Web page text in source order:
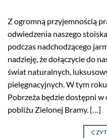
Z ogromną przyjemnością
odwiedzenia naszego
podczas nadchodzącego
nadzieję, że dołączycie do
świat naturalnych,
pielęgnacyjnych. W tym
Pobrzeża będzie dostępni
pobliżu Zielonej Bramy. […]